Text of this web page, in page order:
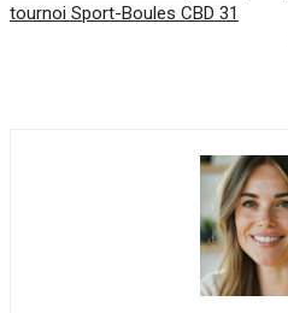
tournoi Sport-Boules CBD 31